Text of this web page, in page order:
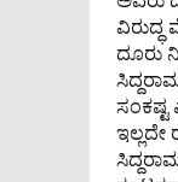
ವಿರುದ್ಧ
ದೂರು
ಸಂಕಷ್ಟ
ಇಲ್ಲದೇ